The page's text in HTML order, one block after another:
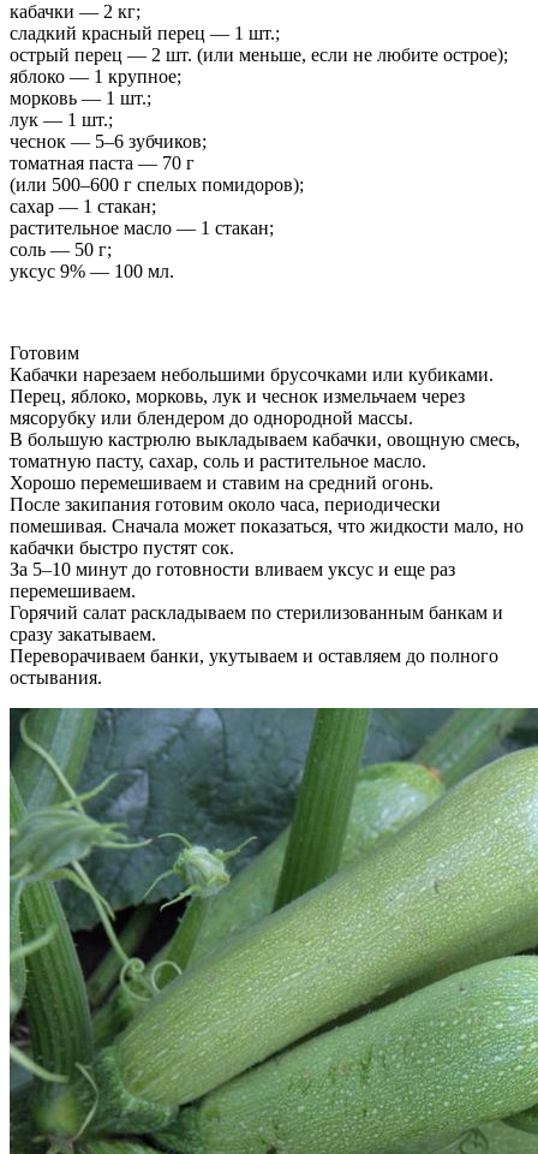
кабачки — 2 кг;
сладкий красный перец — 1 шт.;
острый перец — 2 шт. (или меньше, если не любите острое);
яблоко — 1 крупное;
морковь — 1 шт.;
лук — 1 шт.;
чеснок — 5–6 зубчиков;
томатная паста — 70 г
(или 500–600 г спелых помидоров);
сахар — 1 стакан;
растительное масло — 1 стакан;
соль — 50 г;
уксус 9% — 100 мл.
Готовим
Кабачки нарезаем небольшими брусочками или кубиками.
Перец, яблоко, морковь, лук и чеснок измельчаем через
мясорубку или блендером до однородной массы.
В большую кастрюлю выкладываем кабачки, овощную смесь,
томатную пасту, сахар, соль и растительное масло.
Хорошо перемешиваем и ставим на средний огонь.
После закипания готовим около часа, периодически
помешивая. Сначала может показаться, что жидкости мало, но
кабачки быстро пустят сок.
За 5–10 минут до готовности вливаем уксус и еще раз
перемешиваем.
Горячий салат раскладываем по стерилизованным банкам и
сразу закатываем.
Переворачиваем банки, укутываем и оставляем до полного
остывания.